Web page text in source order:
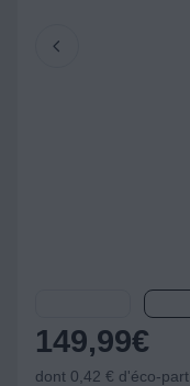
149,99€
dont 0,42 € d'éco-part